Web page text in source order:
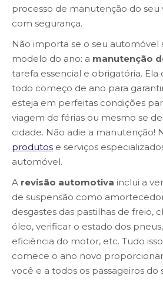
processo de manutenção do seu
com segurança.
Não importa se o seu automóvel
modelo do ano: a manutenção
tarefa essencial e obrigatória. Ela
todo começo de ano para
esteja em perfeitas condições
viagem de férias ou mesmo se
cidade. Não adie a manutenção!
produtos e serviços
automóvel.
A revisão automotiva inclui a
de suspensão como
desgastes das pastilhas de freio,
óleo, verificar o estado dos
eficiência do motor, etc. Tudo
comece o ano novo
você e a todos os passageiros do